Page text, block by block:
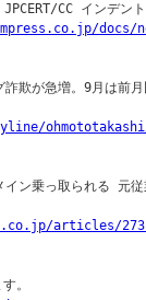
CC インデント
docs/
欺が急増。9月は前
ohmototakashi/
ン乗っ取られる 元従
articles/
。